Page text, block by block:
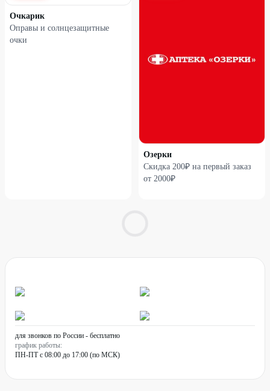
Очкарик
Оправы и солнцезащитные
очки
Озерки
Скидка 200₽ на первый заказ
от 2000₽
для звонков по России - бесплатно
график работы:
ПН-ПТ с 08:00 до 17:00 (по МСК)